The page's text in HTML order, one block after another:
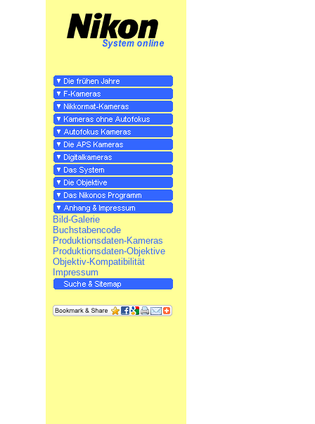
Bild-Galerie
Buchstabencode
Produktionsdaten-Kameras
Produktionsdaten-Objektive
Objektiv-Kompatibilität
Impressum